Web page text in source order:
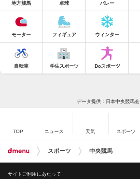
地方競馬 卓球 バレー
モーター フィギュア ウィンター
自転車 学生スポーツ Doスポーツ
データ提供：日本中央競馬会
TOP ニュース 天気 スポーツ
スポーツ 中央競馬
サイトご利用にあたって